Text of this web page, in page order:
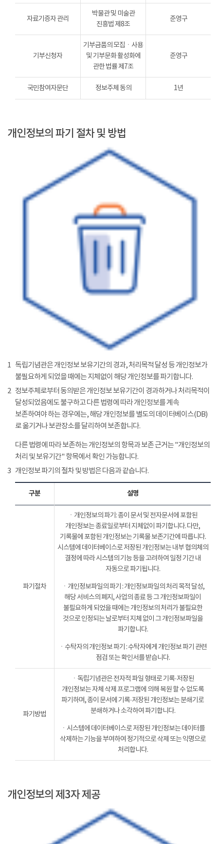
자료기증자 관리
박물관 및 미술관
진흥법 제8조
준영구
기부신청자
기부금품의 모집ㆍ사용
및 기부문화 활성화에
관한 법률 제7조
준영구
국민참여자문단 정보주체 동의 1년
개인정보의 파기 절차 및 방법
1 독립기념관은 개인정보 보유기간의 경과, 처리목적 달성 등 개인정보가
불필요하게 되었을 때에는 지체없이 해당 개인정보를 파기합니다.
2 정보주체로부터 동의받은 개인정보 보유기간이 경과하거나 처리목적이
달성되었음에도 불구하고 다른 법령에 따라 개인정보를 계속
보존하여야 하는 경우에는, 해당 개인정보를 별도의 데이터베이스(DB)
로 옮기거나 보관장소를 달리하여 보존합니다.
다른 법령에 따라 보존하는 개인정보의 항목과 보존 근거는 "개인정보의
처리 및 보유기간" 항목에서 확인 가능합니다.
3 개인정보 파기의 절차 및 방법은 다음과 같습니다.
구분 설명
파기절차
ㆍ개인정보의 파기: 종이 문서 및 전자문서에 포함된
개인정보는 종료일로부터 지체없이 파기합니다. 다만,
기록물에 포함된 개인정보는 기록물 보존기간에 따릅니다.
시스템에 데이터베이스로 저장된 개인정보는 내부 협의체의
결정에 따라 시스템의 기능 등을 고려하여 일정 기간 내
자동으로 파기됩니다.
ㆍ개인정보파일의 파기 : 개인정보파일의 처리 목적 달성,
해당 서비스의 폐지, 사업의 종료 등 그 개인정보파일이
불필요하게 되었을 때에는 개인정보의 처리가 불필요한
것으로 인정되는 날로부터 지체 없이 그 개인정보파일을
파기합니다.
ㆍ수탁자의 개인정보 파기 : 수탁자에게 개인정보 파기 관련
점검 또는 확인서를 받습니다.
파기방법
ㆍ독립기념관은 전자적 파일 형태로 기록·저장된
개인정보는 자체 삭제 프로그램에 의해 복원 할 수 없도록
파기하며, 종이 문서에 기록·저장된 개인정보는 분쇄기로
분쇄하거나 소각하여 파기합니다.
ㆍ시스템에 데이터베이스로 저장된 개인정보는 데이터를
삭제하는 기능을 부여하여 정기적으로 삭제 또는 익명으로
처리합니다.
개인정보의 제3자 제공